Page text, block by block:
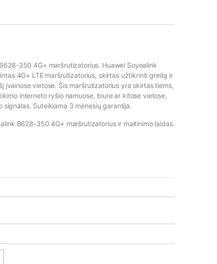
350 4G+ maršrutizatorius. Huawei Soyealink
4G+ LTE maršrutizatorius, skirtas užtikrinti greitą ir
įvairiose vietose. Šis maršrutizatorius yra skirtas tiems,
interneto ryšio namuose, biure ar kitose vietose,
signalas.​ Suteikiama 3 mėnesių garantija.
B628-350 4G+ maršrutizatorius ir maitinimo laidas.